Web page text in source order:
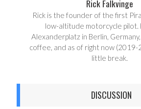
Rick Falkvinge
Rick is the founder of the first
low-altitude motorcycle pilot.
Alexanderplatz in Berlin,
coffee, and as of right now (2019-
little break.
DISCUSSION